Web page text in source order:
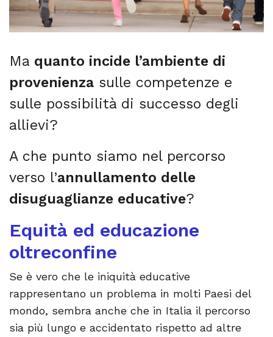
Ma quanto incide l’ambiente di
provenienza sulle competenze e
sulle possibilità di successo degli
allievi?
A che punto siamo nel percorso
verso l’annullamento delle
disuguaglianze educative?
Equità ed educazione
oltreconfine
Se è vero che le iniquità educative
rappresentano un problema in molti Paesi del
mondo, sembra anche che in Italia il percorso
sia più lungo e accidentato rispetto ad altre